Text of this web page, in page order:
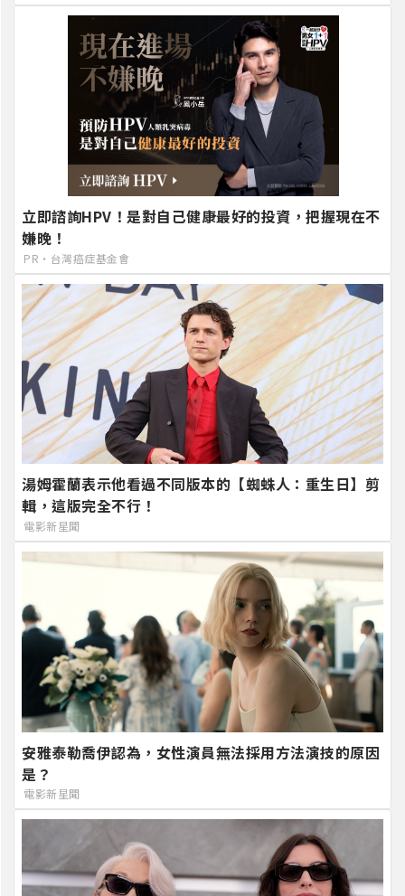
立即諮詢HPV！是對自己健康最好的投資，把握現在不
嫌晚！
PR・台灣癌症基金會
湯姆霍蘭表示他看過不同版本的【蜘蛛人：重生日】剪
輯，這版完全不行！
電影新星聞
安雅泰勒喬伊認為，女性演員無法採用方法演技的原因
是？
電影新星聞